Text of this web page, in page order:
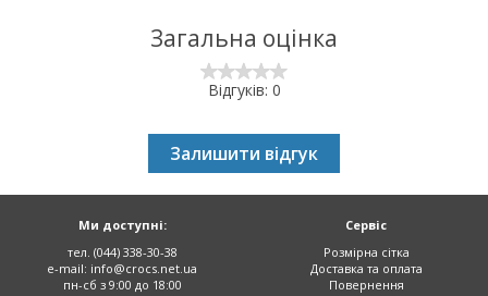
Загальна оцінка
Відгуків: 0
Залишити відгук
Сервіс
Розмірна сітка
Доставка та оплата
Повернення
Ми доступні:
тел. (044) 338-30-38
e-mail: info@crocs.net.ua
пн-сб з 9:00 до 18:00